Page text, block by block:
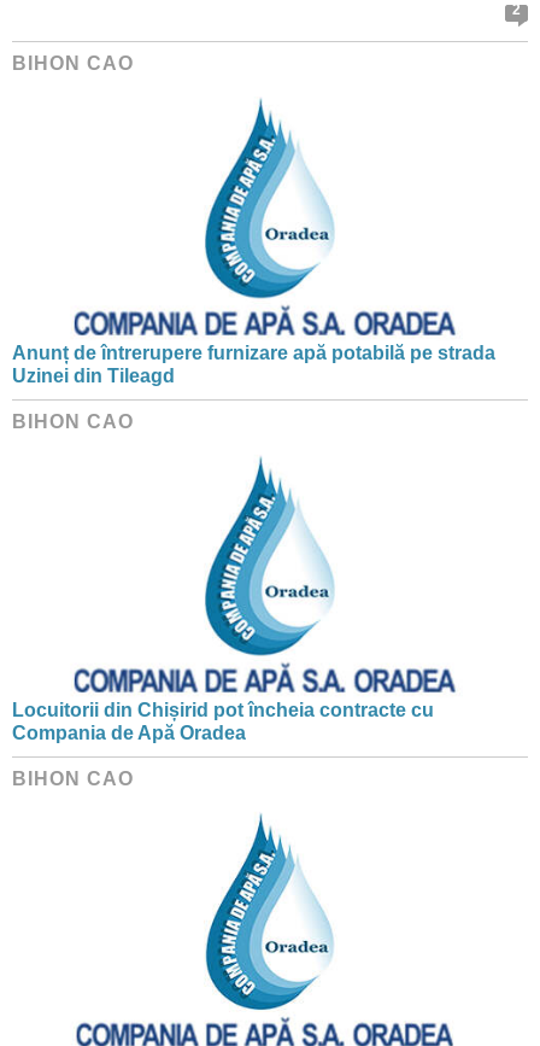
2
BIHON CAO
Anunț de întrerupere furnizare apă potabilă pe strada
Uzinei din Tileagd
BIHON CAO
Locuitorii din Chișirid pot încheia contracte cu
Compania de Apă Oradea
BIHON CAO